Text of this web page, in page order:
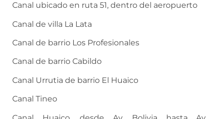
Canal ubicado en ruta 51, dentro del aeropuerto
Canal de villa La Lata
Canal de barrio Los Profesionales
Canal de barrio Cabildo
Canal Urrutia de barrio El Huaico
Canal Tineo